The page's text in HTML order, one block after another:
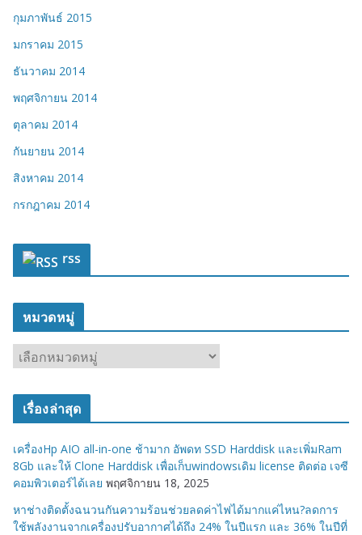
กุมภาพันธ์ 2015
มกราคม 2015
ธันวาคม 2014
พฤศจิกายน 2014
ตุลาคม 2014
กันยายน 2014
สิงหาคม 2014
กรกฎาคม 2014
rss
หมวดหมู่
ม
ว
มู่
เรื่องล่าสุด
เครื่องHp AIO all-in-one ช้ามาก อัพดท SSD Harddisk และเพิ่มRam
8Gb และให้ Clone Harddisk เพื่อเก็บwindowsเดิม license ติดต่อ เจซี
คอมพิวเตอร์ได้เลย พฤศจิกายน 18, 2025
หาช่างติดตั้งฉนวนกันความร้อนช่วยลดค่าไฟได้มากแค่ไหน?ลดการ
ใช้พลังงานจากเครื่องปรับอากาศได้ถึง 24% ในปีแรก และ 36% ในปีที่